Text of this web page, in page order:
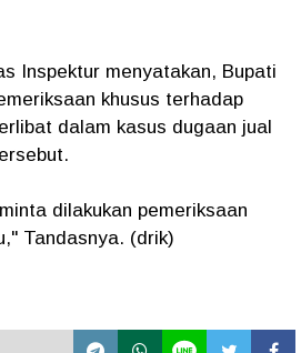
Inspektur menyatakan, Bupati
khusus terhadap
dalam kasus dugaan jual
dilakukan pemeriksaan
Tandasnya. (drik)